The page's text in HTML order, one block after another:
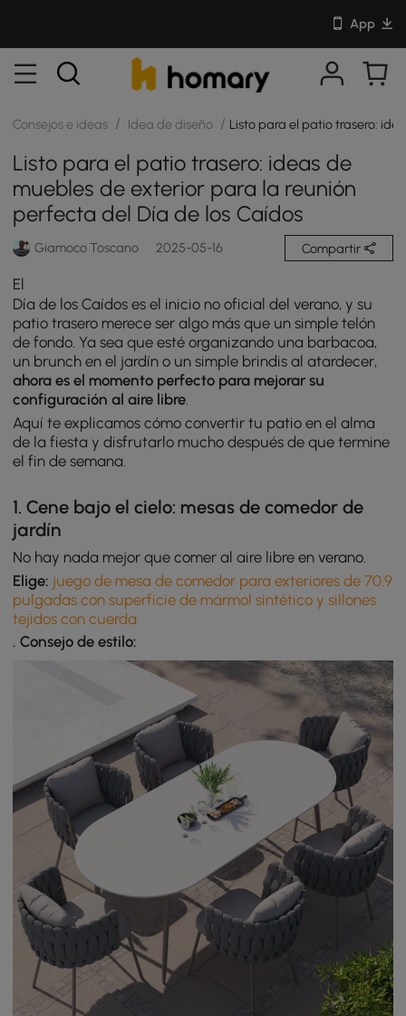
App
Consejos e ideas / Idea de diseño / Listo para el patio trasero:
Listo para el patio trasero: ideas de
muebles de exterior para la reunión
perfecta del Día de los Caídos
Giamoco Toscano 2025-05-16 Compartir
El
Día de los Caídos es el inicio no oficial del verano, y su
patio trasero merece ser algo más que un simple telón
de fondo. Ya sea que esté organizando una barbacoa,
un brunch en el jardín o un simple brindis al atardecer,
ahora es el momento perfecto para mejorar su
configuración al aire libre.
Aquí te explicamos cómo convertir tu patio en el alma
de la fiesta y disfrutarlo mucho después de que termine
el fin de semana.
1. Cene bajo el cielo: mesas de comedor de
jardín
No hay nada mejor que comer al aire libre en verano.
Elige: juego de mesa de comedor para exteriores de 70.9
pulgadas con superficie de mármol sintético y sillones
tejidos con cuerda
. Consejo de estilo: